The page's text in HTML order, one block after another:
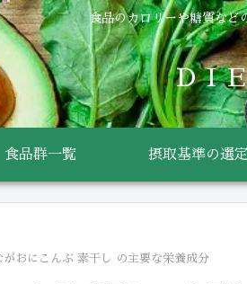
食品のカロリーや糖質など
ＤＩ
食品群一覧 摂取基準の選定
がおにこんぶ 素干し の主要な栄養成分